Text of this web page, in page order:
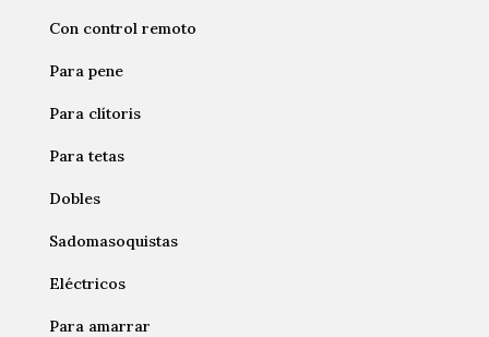
Con control remoto
Para pene
Para clítoris
Para tetas
Dobles
Sadomasoquistas
Eléctricos
Para amarrar